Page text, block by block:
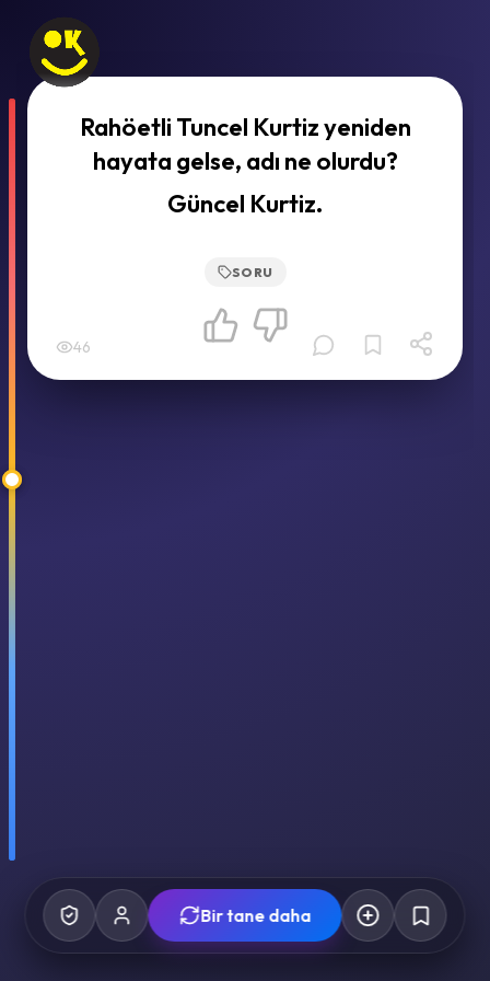
Rahöetli Tuncel Kurtiz yeniden
hayata gelse, adı ne olurdu?
Güncel Kurtiz.
SORU
46
Bir tane daha